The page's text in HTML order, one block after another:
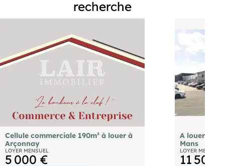
recherche
Cellule commerciale 190m² à louer à
Arçonnay
LOYER MENSUEL
5 000 €
A louer
Mans
LOYER MENSUEL
11 500